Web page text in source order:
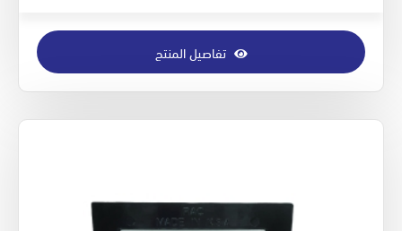
تفاصيل المنتج